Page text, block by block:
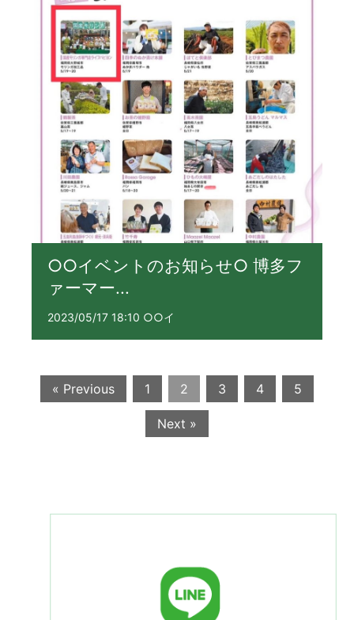
○○イベントのお知らせ○ 博多フ
ァーマー...
2023/05/17 18:10 ○○イ
« Previous 1 2 3 4 5
Next »